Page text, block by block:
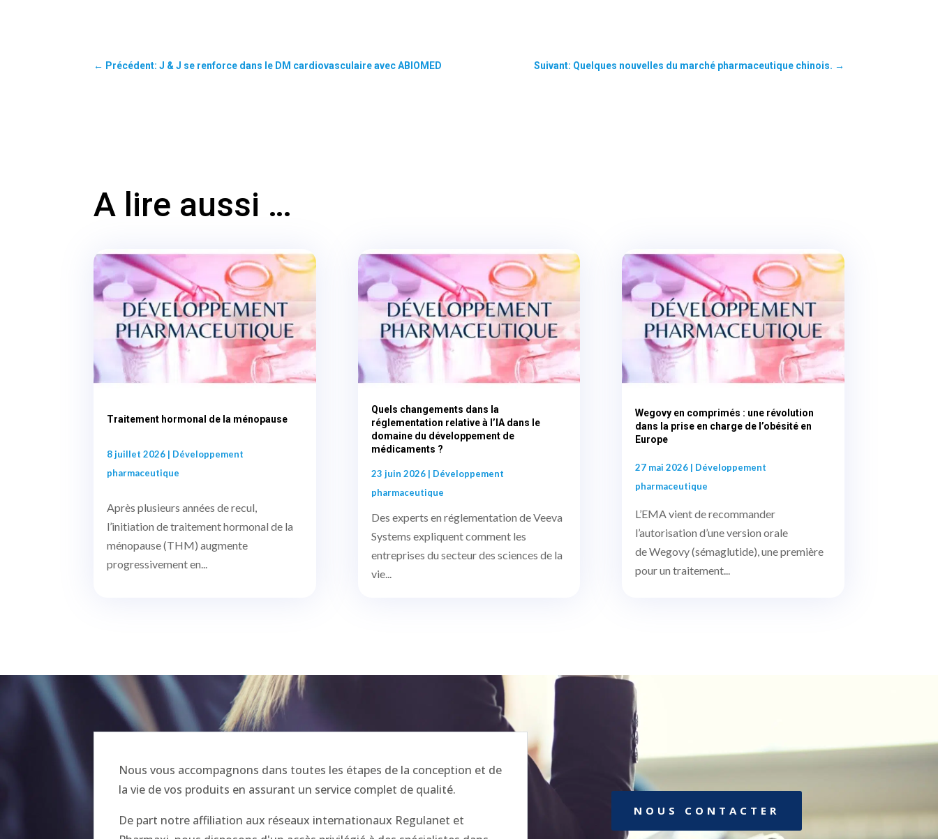
← Précédent: J & J se renforce dans le DM cardiovasculaire avec ABIOMED Suivant: Quelques nouvelles du marché pharmaceutique chinois. →
A lire aussi …
Traitement hormonal de la ménopause
8 juillet 2026 | Développement
pharmaceutique
Après plusieurs années de recul,
l’initiation de traitement hormonal de la
ménopause (THM) augmente
progressivement en...
Quels changements dans la
réglementation relative à l’IA dans le
domaine du développement de
médicaments ?
23 juin 2026| Développement
pharmaceutique
Des experts en réglementation de Veeva
Systems expliquent comment les
entreprises du secteur des sciences de la
vie...
Wegovy en comprimés : une révolution
dans la prise en charge de l’obésité en
Europe
27 mai 2026| Développement
pharmaceutique
L’EMA vient de recommander
l’autorisation d’une version orale
de Wegovy (sémaglutide), une première
pour un traitement...
Nous vous accompagnons dans toutes les étapes de la conception et de
la vie de vos produits en assurant un service complet de qualité.
De part notre affiliation aux réseaux internationaux Regulanet et
NOUS CONTACTER